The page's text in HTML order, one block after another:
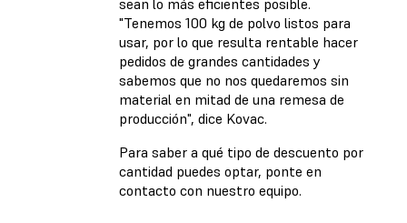
sean lo más eficientes posible.
"Tenemos 100 kg de polvo listos para
usar, por lo que resulta rentable hacer
pedidos de grandes cantidades y
sabemos que no nos quedaremos sin
material en mitad de una remesa de
producción", dice Kovac.
Para saber a qué tipo de descuento por
cantidad puedes optar, ponte en
contacto con nuestro equipo.